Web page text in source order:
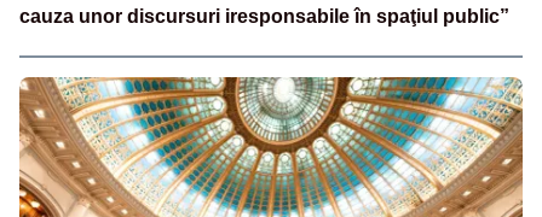
cauza unor discursuri iresponsabile în spaţiul public”